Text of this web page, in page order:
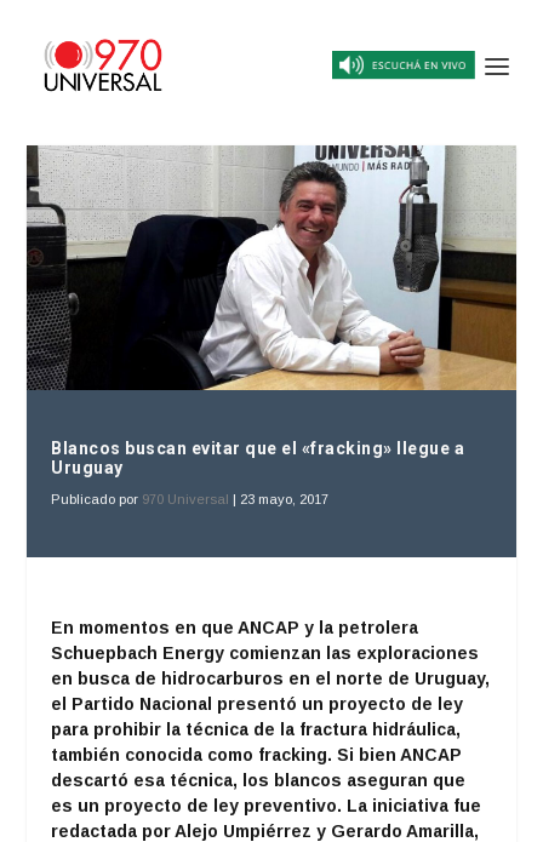
Blancos buscan evitar que el «fracking» llegue a
Uruguay
Publicado por 970 Universal | 23 mayo, 2017
En momentos en que ANCAP y la petrolera
Schuepbach Energy comienzan las exploraciones
en busca de hidrocarburos en el norte de Uruguay,
el Partido Nacional presentó un proyecto de ley
para prohibir la técnica de la fractura hidráulica,
también conocida como fracking. Si bien ANCAP
descartó esa técnica, los blancos aseguran que
es un proyecto de ley preventivo. La iniciativa fue
redactada por Alejo Umpiérrez y Gerardo Amarilla,